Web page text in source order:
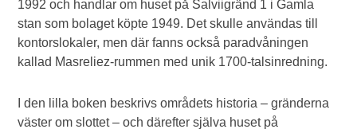
1992 och handlar om huset på Salviigränd 1 i Gamla
stan som bolaget köpte 1949. Det skulle användas till
kontorslokaler, men där fanns också paradvåningen
kallad Masreliez-rummen med unik 1700-talsinredning.
I den lilla boken beskrivs områdets historia – gränderna
väster om slottet – och därefter själva huset på